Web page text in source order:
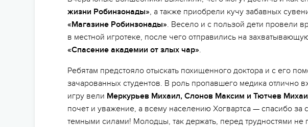
жизни Робинзонады», а также приобрели кучу забавных
«Магазине Робинзонады». Весело и с пользой дети провели
в местной игротеке, после чего отправились на
«Спасение академии от злых чар».
Ребятам предстояло отыскать похищенного доктора и с его
зачарованных студентов. В роль пропавшего медика отлично
игру вели Меркурьев Михаил, Слонов Максим и Тютчев
почет и уважение, а всему населению Хогвартса — спасибо за
темными силами! Молодцы, так держать, перед трудностями не